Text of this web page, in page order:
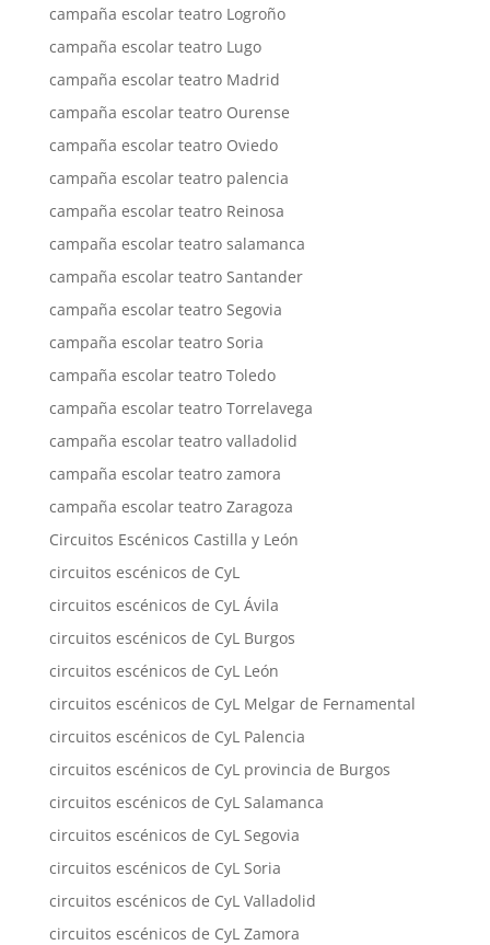
campaña escolar teatro Logroño
campaña escolar teatro Lugo
campaña escolar teatro Madrid
campaña escolar teatro Ourense
campaña escolar teatro Oviedo
campaña escolar teatro palencia
campaña escolar teatro Reinosa
campaña escolar teatro salamanca
campaña escolar teatro Santander
campaña escolar teatro Segovia
campaña escolar teatro Soria
campaña escolar teatro Toledo
campaña escolar teatro Torrelavega
campaña escolar teatro valladolid
campaña escolar teatro zamora
campaña escolar teatro Zaragoza
Circuitos Escénicos Castilla y León
circuitos escénicos de CyL
circuitos escénicos de CyL Ávila
circuitos escénicos de CyL Burgos
circuitos escénicos de CyL León
circuitos escénicos de CyL Melgar de Fernamental
circuitos escénicos de CyL Palencia
circuitos escénicos de CyL provincia de Burgos
circuitos escénicos de CyL Salamanca
circuitos escénicos de CyL Segovia
circuitos escénicos de CyL Soria
circuitos escénicos de CyL Valladolid
circuitos escénicos de CyL Zamora